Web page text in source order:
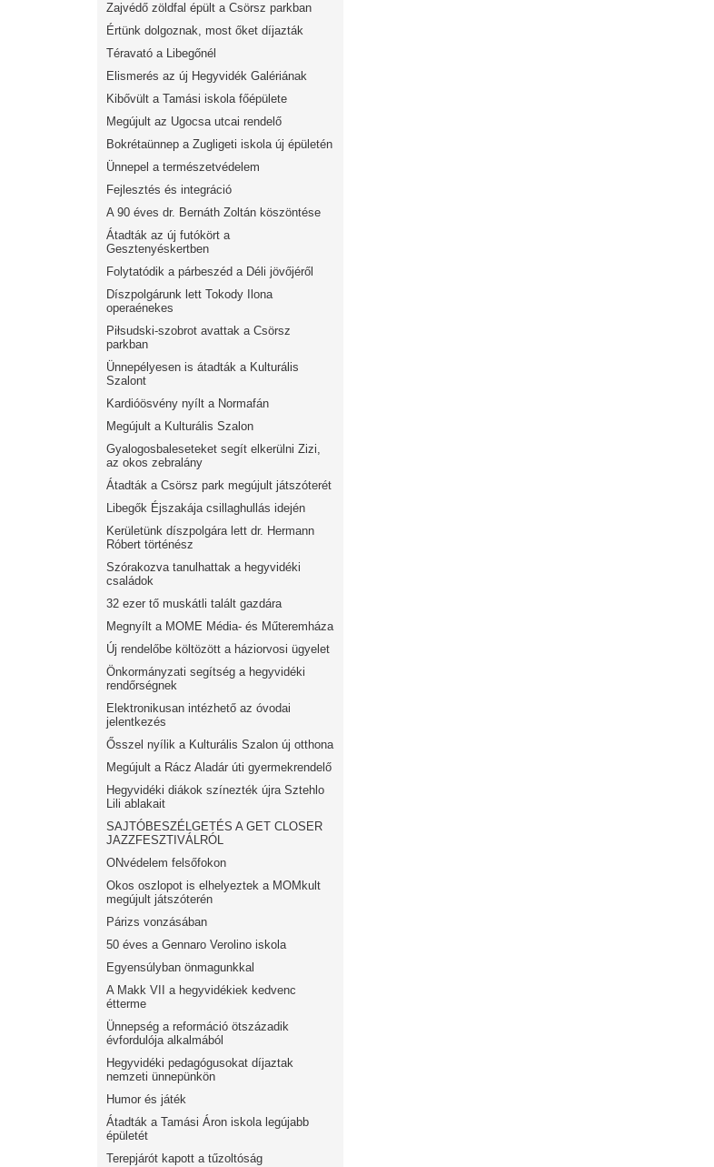
Zajvédő zöldfal épült a Csörsz parkban
Értünk dolgoznak, most őket díjazták
Téravató a Libegőnél
Elismerés az új Hegyvidék Galériának
Kibővült a Tamási iskola főépülete
Megújult az Ugocsa utcai rendelő
Bokrétaünnep a Zugligeti iskola új épületén
Ünnepel a természetvédelem
Fejlesztés és integráció
A 90 éves dr. Bernáth Zoltán köszöntése
Átadták az új futókört a
Gesztenyéskertben
Folytatódik a párbeszéd a Déli jövőjéről
Díszpolgárunk lett Tokody Ilona
operaénekes
Piłsudski-szobrot avattak a Csörsz
parkban
Ünnepélyesen is átadták a Kulturális
Szalont
Kardióösvény nyílt a Normafán
Megújult a Kulturális Szalon
Gyalogosbaleseteket segít elkerülni Zizi,
az okos zebralány
Átadták a Csörsz park megújult játszóterét
Libegők Éjszakája csillaghullás idején
Kerületünk díszpolgára lett dr. Hermann
Róbert történész
Szórakozva tanulhattak a hegyvidéki
családok
32 ezer tő muskátli talált gazdára
Megnyílt a MOME Média- és Műteremháza
Új rendelőbe költözött a háziorvosi ügyelet
Önkormányzati segítség a hegyvidéki
rendőrségnek
Elektronikusan intézhető az óvodai
jelentkezés
Ősszel nyílik a Kulturális Szalon új otthona
Megújult a Rácz Aladár úti gyermekrendelő
Hegyvidéki diákok színezték újra Sztehlo
Lili ablakait
SAJTÓBESZÉLGETÉS A GET CLOSER
JAZZFESZTIVÁLRÓL
ONvédelem felsőfokon
Okos oszlopot is elhelyeztek a MOMkult
megújult játszóterén
Párizs vonzásában
50 éves a Gennaro Verolino iskola
Egyensúlyban önmagunkkal
A Makk VII a hegyvidékiek kedvenc
étterme
Ünnepség a reformáció ötszázadik
évfordulója alkalmából
Hegyvidéki pedagógusokat díjaztak
nemzeti ünnepünkön
Humor és játék
Átadták a Tamási Áron iskola legújabb
épületét
Terepjárót kapott a tűzoltóság